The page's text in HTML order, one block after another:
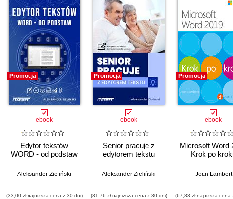
Promocja
ebook
Edytor tekstów
WORD - od podstaw
Aleksander Zieliński
(33,00 zł najniższa cena z 30 dni)
Promocja
ebook
Senior pracuje z
edytorem tekstu
Aleksander Zieliński
(31,76 zł najniższa cena z 30 dni)
Promocja
ebook
Microsoft Word
Krok po
Joan Lambert
(67,83 zł najniższa cena